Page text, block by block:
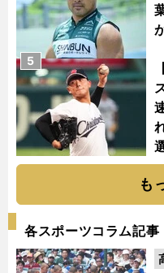
5
も
各スポーツコラム記事